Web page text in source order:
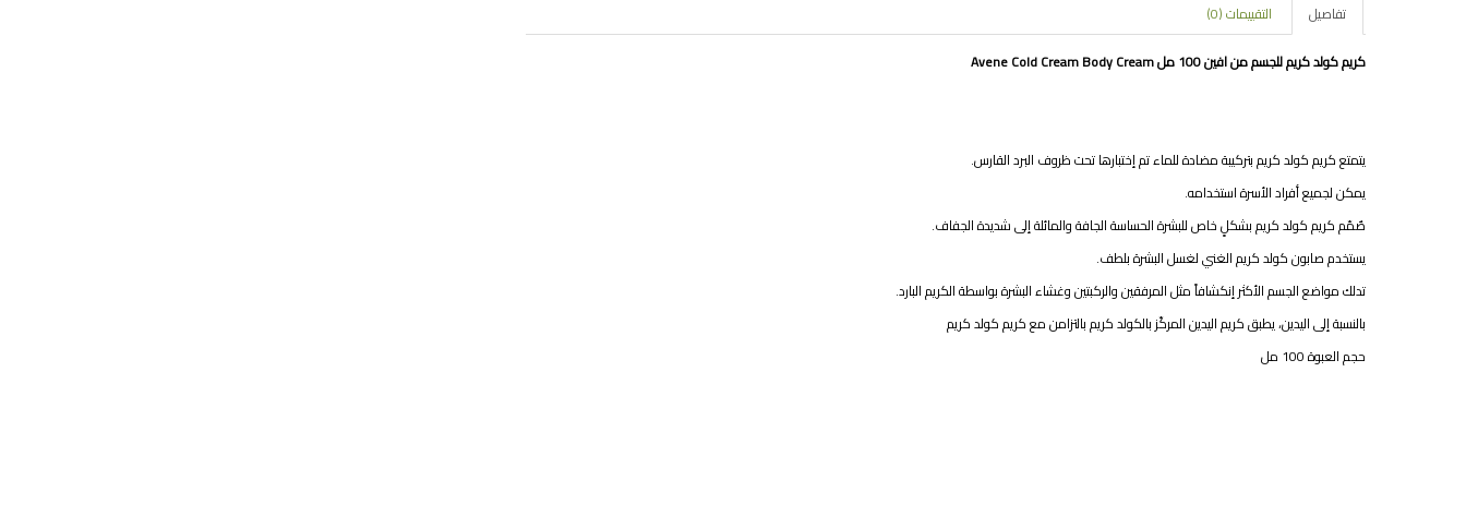
تفاصيل
التقييمات (0)
كريم كولد كريم للجسم من افين 100 مل Avene Cold Cream Body Cream
يتمتع كريم كولد كريم بتركيبة مضادة للماء تم إختبارها تحت ظروف البرد القارس.
يمكن لجميع أفراد الأسرة استخدامه.
صٌمّم كريم كولد كريم بشكلٍ خاص للبشرة الحساسة الجافة والمائلة إلى شديدة الجفاف.
يستخدم صابون كولد كريم الغني لغسل البشرة بلطف.
تدلك مواضع الجسم الأكثر إنكشافاً مثل المرفقين والركبتين وغشاء البشرة بواسطة الكريم البارد.
بالنسبة إلى اليدين، يطبق كريم اليدين المركّز بالكولد كريم بالتزامن مع كريم كولد كريم
حجم العبوة 100 مل